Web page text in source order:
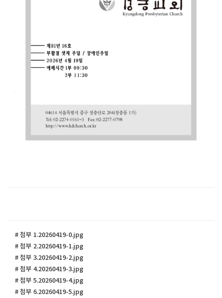
# 첨부 1.20260419-0.jpg
# 첨부 2.20260419-1.jpg
# 첨부 3.20260419-2.jpg
# 첨부 4.20260419-3.jpg
# 첨부 5.20260419-4.jpg
# 첨부 6.20260419-5.jpg